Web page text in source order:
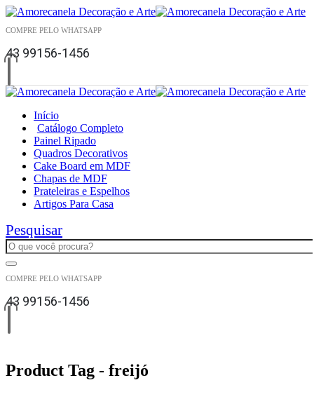
COMPRE PELO WHATSAPP
43 99156-1456
Início
Catálogo Completo
Painel Ripado
Quadros Decorativos
Cake Board em MDF
Chapas de MDF
Prateleiras e Espelhos
Artigos Para Casa
Pesquisar
COMPRE PELO WHATSAPP
43 99156-1456
Product Tag - freijó